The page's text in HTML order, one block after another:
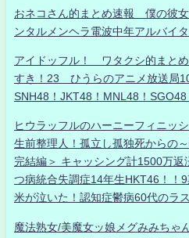
おネコさん的まとめ速報 僕の彼
ンタルメンヘラ電波中年アルバイ
アイドッフル！ ワタクシ的まと
すき！23 ひうらのアニメ放送局
SNH48！JKT48！MNL48！
ヒウラッフルのハーニーフィニッ
生前整理人！孤立し孤独死からの
完結編＞ キャッシング計1500万返
つ病統合失調症14年生HKT46！！
米が泣いた！認知症鬱病60代のラ
魔法熟女/美魔女ッ娘メグみみちゃ